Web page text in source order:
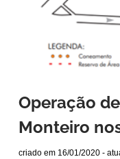
Operação
Monteiro
criado em 16/01/2020 -